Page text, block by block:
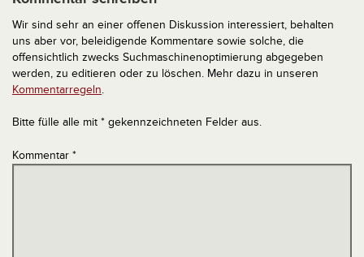
Wir sind sehr an einer offenen Diskussion interessiert, behalten
uns aber vor, beleidigende Kommentare sowie solche, die
offensichtlich zwecks Suchmaschinenoptimierung abgegeben
werden, zu editieren oder zu löschen. Mehr dazu in unseren
Kommentarregeln.
Bitte fülle alle mit * gekennzeichneten Felder aus.
Kommentar *